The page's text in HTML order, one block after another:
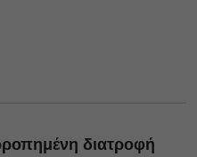
διατροφή